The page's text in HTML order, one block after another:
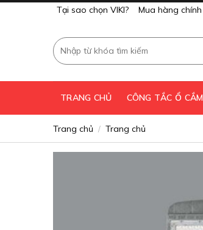
Tại sao chọn VIKI? Mua hàng
Tìm
kiếm:
TRANG CHỦ CÔNG TẮC Ổ CẮM
Trang chủ / Trang chủ